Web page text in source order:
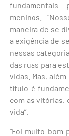
fundamentais
meninos.
maneira de se
a exigência de
nessas
das ruas para
vidas. Mas,
título é
com as vitórias,
vida”.
“Foi muito bom